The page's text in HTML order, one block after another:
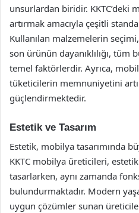
unsurlardan biridir. KKTC’deki
artırmak amacıyla çeşitli
Kullanılan malzemelerin
son ürünün dayanıklılığı,
temel faktörlerdir. Ayrıca,
tüketicilerin memnuniyetini
güçlendirmektedir.
Estetik ve Tasarım
Estetik, mobilya tasarımında
KKTC mobilya üreticileri,
tasarlarken, aynı zamanda
bulundurmaktadır. Modern
uygun çözümler sunan